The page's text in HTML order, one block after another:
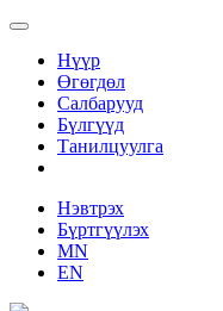
Нүүр
Өгөгдөл
Салбарууд
Бүлгүүд
Танилцуулга
Нэвтрэх
Бүртгүүлэх
MN
EN